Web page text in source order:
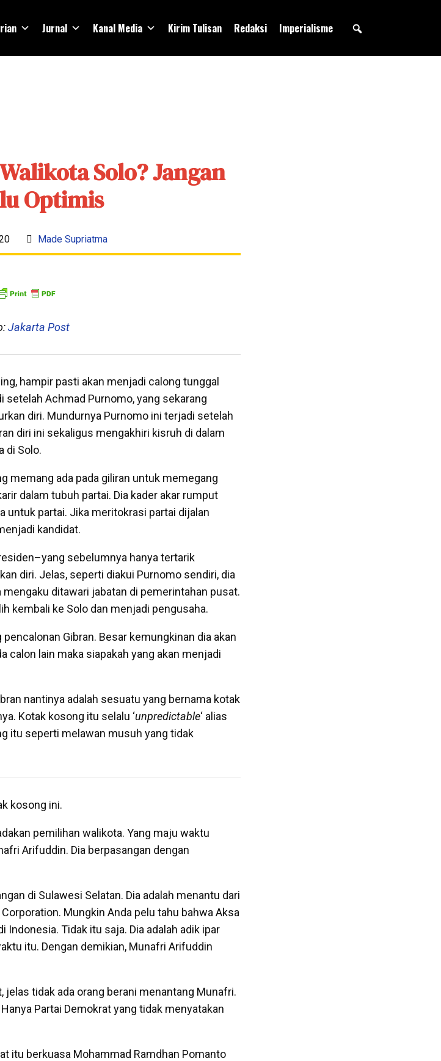
Jurnal Kanal Media Kirim Tulisan Redaksi Imperialisme
Solo? Jangan
Optimis
Made Supriatma
Jakarta Post
hampir pasti akan menjadi calong tunggal
setelah Achmad Purnomo, yang sekarang
diri. Mundurnya Purnomo ini terjadi setelah
diri ini sekaligus mengakhiri kisruh di dalam
di Solo.
memang ada pada giliran untuk memegang
dalam tubuh partai. Dia kader akar rumput
untuk partai. Jika meritokrasi partai dijalan
kandidat.
sebelumnya hanya tertarik
diri. Jelas, seperti diakui Purnomo sendiri, dia
ditawari jabatan di pemerintahan pusat.
kembali ke Solo dan menjadi pengusaha.
Gibran. Besar kemungkinan dia akan
calon lain maka siapakah yang akan menjadi
nantinya adalah sesuatu yang bernama kotak
Kotak kosong itu selalu ‘unpredictable‘ alias
itu seperti melawan musuh yang tidak
kosong ini.
pemilihan walikota. Yang maju waktu
Arifuddin. Dia berpasangan dengan
di Sulawesi Selatan. Dia adalah menantu dari
Mungkin Anda pelu tahu bahwa Aksa
Indonesia. Tidak itu saja. Dia adalah adik ipar
itu. Dengan demikian, Munafri Arifuddin
jelas tidak ada orang berani menantang Munafri.
Partai Demokrat yang tidak menyatakan
itu berkuasa Mohammad Ramdhan Pomanto